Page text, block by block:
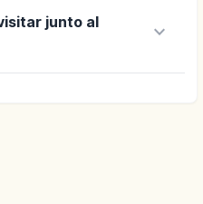
junto al
keyboard_arrow_down